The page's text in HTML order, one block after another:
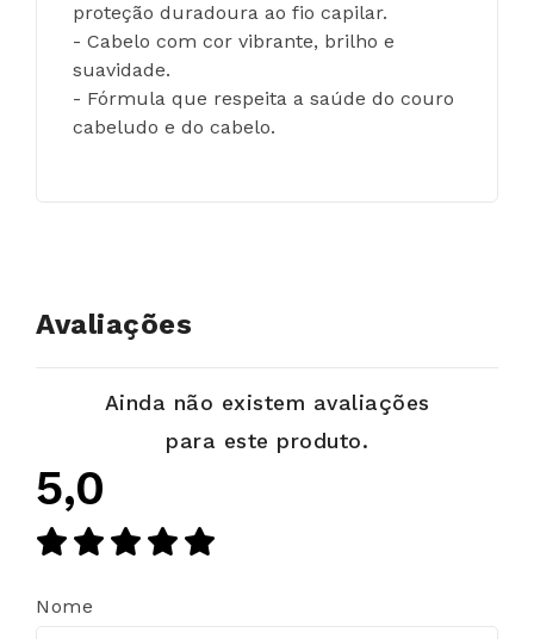
proteção duradoura ao fio capilar.
- Cabelo com cor vibrante, brilho e
suavidade.
- Fórmula que respeita a saúde do couro
cabeludo e do cabelo.
Avaliações
Ainda não existem avaliações
para este produto.
5,0
Nome